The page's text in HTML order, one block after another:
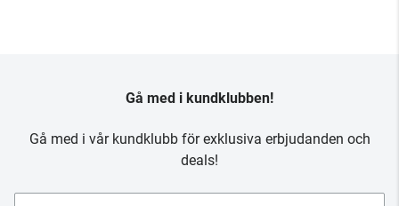
Gå med i kundklubben!
Gå med i vår kundklubb för exklusiva erbjudanden och
deals!